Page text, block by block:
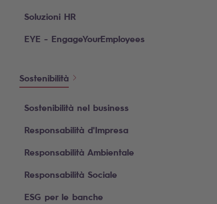
Soluzioni HR
EYE - EngageYourEmployees
Sostenibilità
Sostenibilità nel business
Responsabilità d'Impresa
Responsabilità Ambientale
Responsabilità Sociale
ESG per le banche